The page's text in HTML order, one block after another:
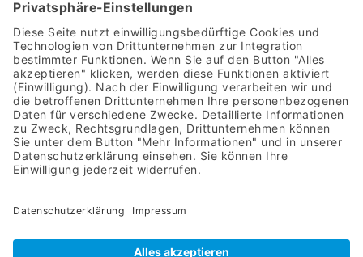
LEISTUNGEN
Heizungsbau
Heizungswartung & Kundendienst
Hydraulischer Abgleich
Solaranlagen